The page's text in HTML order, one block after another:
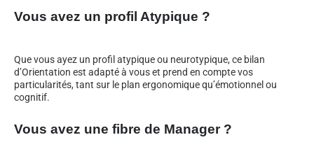
Vous avez un profil Atypique ?
Que vous ayez un profil atypique ou neurotypique, ce bilan
d’Orientation est adapté à vous et prend en compte vos
particularités, tant sur le plan ergonomique qu’émotionnel ou
cognitif.
Vous avez une fibre de Manager ?